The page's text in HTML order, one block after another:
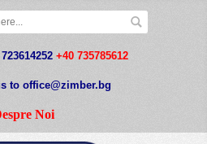
+40 735785612
to office@zimber.bg
Noi